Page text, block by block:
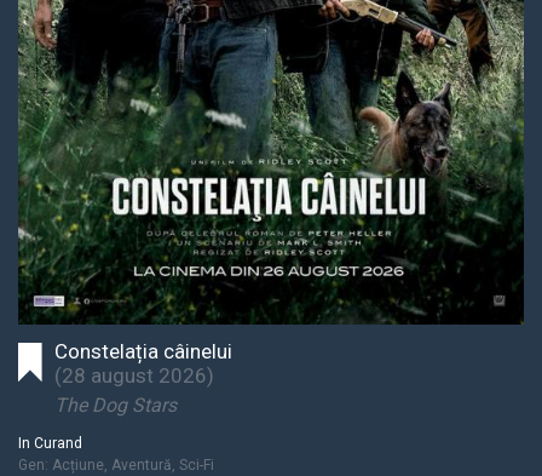
Constelația câinelui
(28 august 2026)
The Dog Stars
In Curand
Gen: Acțiune, Aventură, Sci-Fi